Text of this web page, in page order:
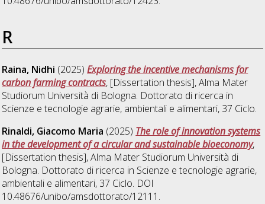
R
Raina, Nidhi (2025)Exploring the incentive mechanisms for
carbon farming contracts, [Dissertation thesis], Alma Mater
Studiorum Università di Bologna. Dottorato di ricerca in
Scienze e tecnologie agrarie, ambientali e alimentari, 37 Ciclo.
Rinaldi, Giacomo Maria (2025) The role of innovation systems
in the development of a circular and sustainable bioeconomy,
[Dissertation thesis], Alma Mater Studiorum Università di
Bologna. Dottorato di ricerca in Scienze e tecnologie agrarie,
ambientali e alimentari, 37 Ciclo. DOI
10.48676/unibo/amsdottorato/12111.